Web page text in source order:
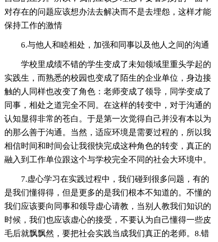
对存在的问题应该想办法去解决而不是去埋怨，这样才能
保持工作的激情
6.与他人和睦相处，加强和同事以及他人之间的沟通
学校里成绩不错的学生变成了未知领域里重头学起的
实践生，而熟悉的校园也变成了陌生的企业单位，身边接
触的人同样也改变了角色：老师变成了领导，同学变成了
同事，相处之道完全不同。在这样的转变中，对于沟通的
认知显得非常的苍白。于是第一次觉得自己并没有本以为
的那么善于沟通。当然，适应环境是需要过程的，所以我
相信时间和时间会让我很快完成这种角色的转变，真正的
融入到工作单位跟这个与学校完全不同的社会大环境中。
7.虚心学习在实践过程中，我们碰到很多问题，有的
是我们懂得得，但是更多的是我们根本不知道的。不懂的
我们应该要向同事和领导虚心请教，当别人教我们知识的
时候，我们也应该虚心的接受，不要认为自己懂得一些皮
毛后就飘飘然，要把社会实践当成我们真正的老师。8.错